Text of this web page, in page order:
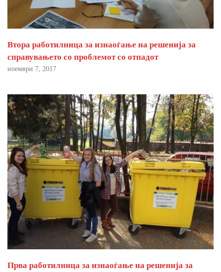
Втора работилница за изнаоѓање на решенија за
справувањето со проблемот со отпадот
ноември 7, 2017
Прва работилница за изнаоѓање на решенија за